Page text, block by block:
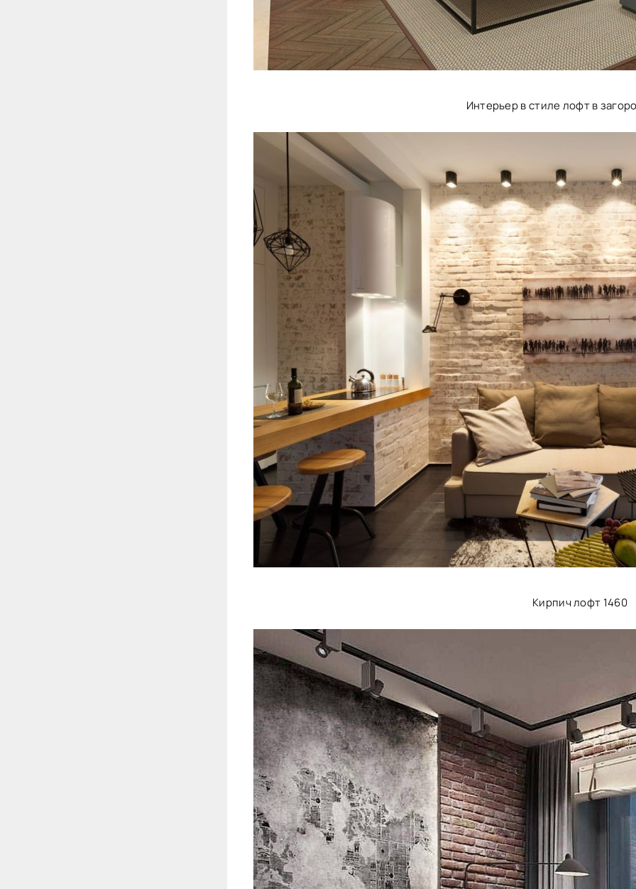
Интерьер в стиле лофт в
Кирпич лофт 1460